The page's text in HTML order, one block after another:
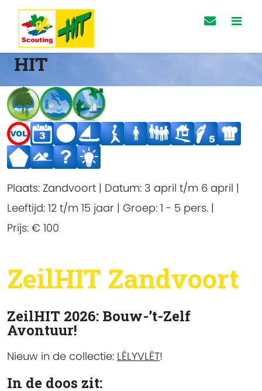
HIT
Plaats: Zandvoort | Datum: 3 april t/m 6 april |
Leeftijd: 12 t/m 15 jaar | Groep: 1 - 5 pers. |
Prijs: € 100
ZeilHIT Zandvoort
ZeilHIT 2026: Bouw-’t-Zelf
Avontuur!
Nieuw in de collectie: LËLYVLËT!
In de doos zit: